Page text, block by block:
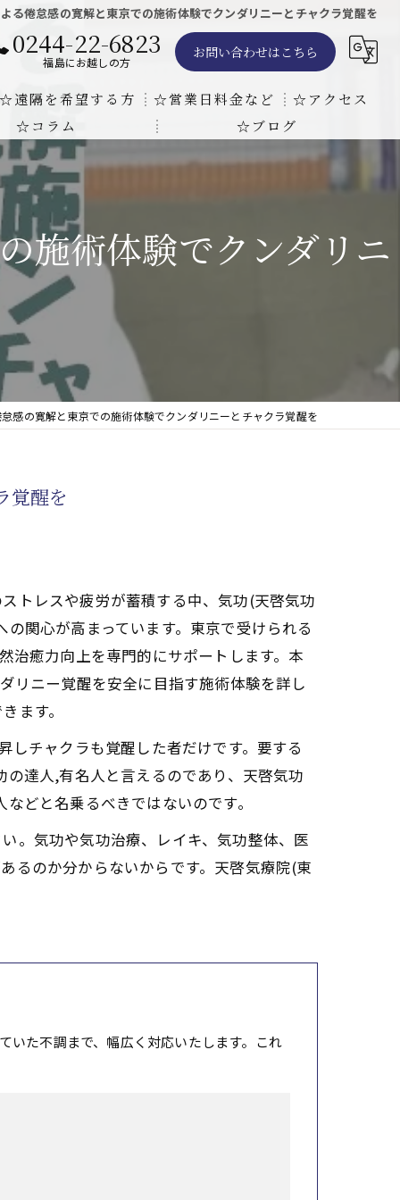
る倦怠感の寛解と東京での施術体験でクンダリニーとチャクラ覚醒を
0244-22-6823
福島にお越しの方
お問い合わせはこちら
☆遠隔を希望する方
遠隔気功ヒーリングで難病の克服の方法と効果
☆営業日料金など
東京での瞑想気功教室の開催について
☆アクセス
天啓気療院 東京店
☆コラム ☆ブログ
施術体験でクンダリニ
感の寛解と東京での施術体験でクンダリニーとチャクラ覚醒を
覚醒を
トレスや疲労が蓄積する中、気功(天啓気功
関心が高まっています。東京で受けられる
治癒力向上を専門的にサポートします。本
リニー覚醒を安全に目指す施術体験を詳し
ます。
チャクラも覚醒した者だけです。要する
達人,有名人と言えるのであり、天啓気功
どと名乗るべきではないのです。
。気功や気功治療、レイキ、気功整体、医
るのか分からないからです。天啓気療院(東
いた不調まで、幅広く対応いたします。これ